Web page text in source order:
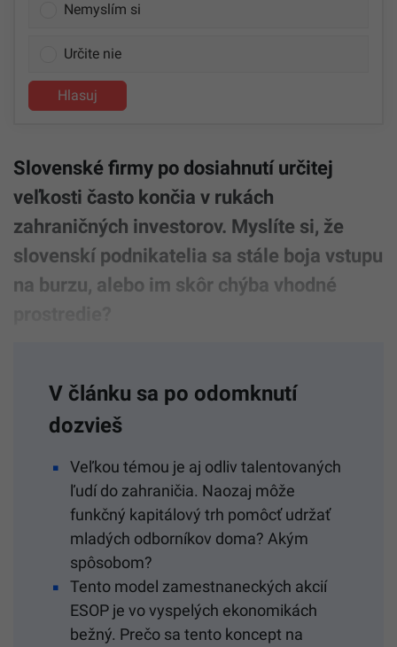
Nemyslím si
Určite nie
Hlasuj
Slovenské firmy po dosiahnutí určitej
veľkosti často končia v rukách
zahraničných investorov. Myslíte si, že
slovenskí podnikatelia sa stále boja vstupu
na burzu, alebo im skôr chýba vhodné
V článku sa po odomknutí
dozvieš
Veľkou témou je aj odliv talentovaných
ľudí do zahraničia. Naozaj môže
funkčný kapitálový trh pomôcť udržať
mladých odborníkov doma? Akým
spôsobom?
Tento model zamestnaneckých akcií
ESOP je vo vyspelých ekonomikách
bežný. Prečo sa tento koncept na